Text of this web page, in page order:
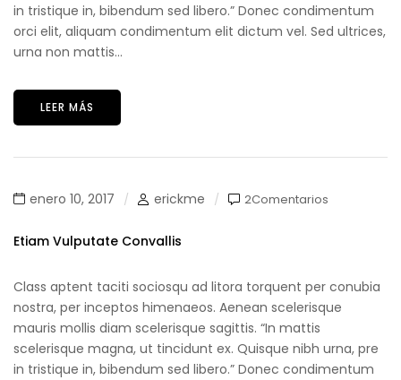
in tristique in, bibendum sed libero.” Donec condimentum
orci elit, aliquam condimentum elit dictum vel. Sed ultrices,
urna non mattis...
LEER MÁS
enero 10, 2017 erickme 2Comentarios
Etiam Vulputate Convallis
Class aptent taciti sociosqu ad litora torquent per conubia
nostra, per inceptos himenaeos. Aenean scelerisque
mauris mollis diam scelerisque sagittis. “In mattis
scelerisque magna, ut tincidunt ex. Quisque nibh urna, pre
in tristique in, bibendum sed libero.” Donec condimentum